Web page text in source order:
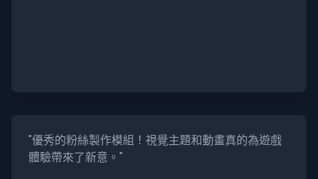
"優秀的粉絲製作模組！視覺主題和動畫真的為遊戲
體驗帶來了新意。"